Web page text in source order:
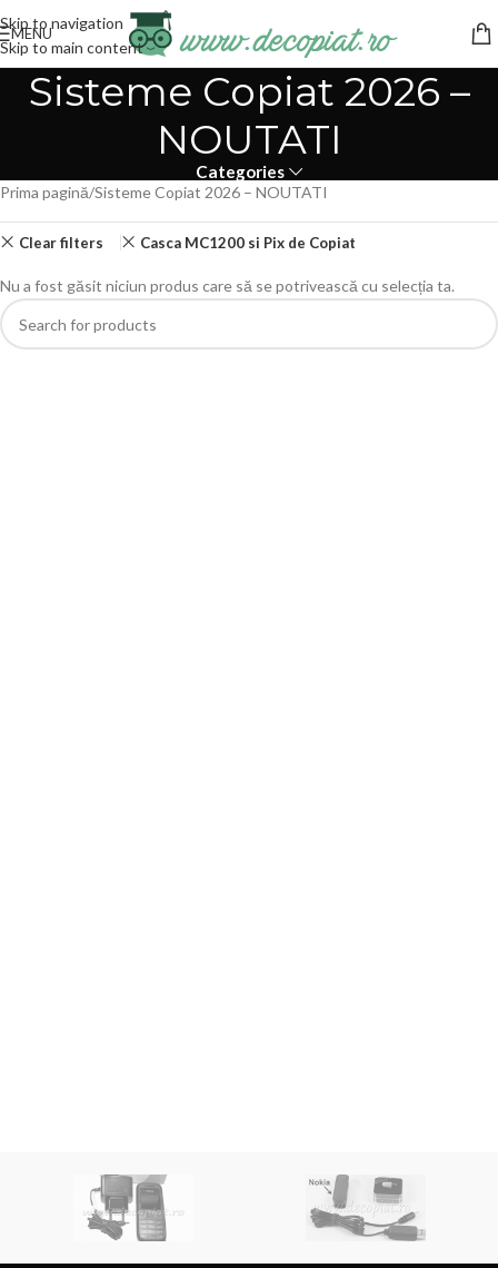
Skip to navigation
Skip to main content
MENU
Sisteme Copiat 2026 –
NOUTATI
Categories
Prima pagină Sisteme Copiat 2026 – NOUTATI
Clear filters Casca MC1200 si Pix de Copiat
Nu a fost găsit niciun produs care să se potrivească cu selecția ta.